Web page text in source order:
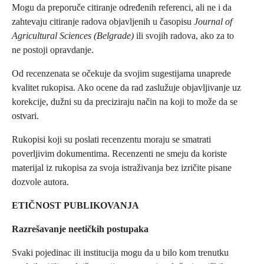
Mogu da preporuče citiranje određenih referenci, ali ne i da
zahtevaju citiranje radova objavljenih u časopisu Journal of
Agricultural Sciences (Belgrade) ili svojih radova, ako za to
ne postoji opravdanje.
Od recenzenata se očekuje da svojim sugestijama unaprede
kvalitet rukopisa. Ako ocene da rad zaslužuje objavljivanje uz
korekcije, dužni su da preciziraju način na koji to može da se
ostvari.
Rukopisi koji su poslati recenzentu moraju se smatrati
poverljivim dokumentima. Recenzenti ne smeju da koriste
materijal iz rukopisa za svoja istraživanja bez izričite pisane
dozvole autora.
ETIČNOST PUBLIKOVANJA
Razrešavanje neetičkih postupaka
Svaki pojedinac ili institucija mogu da u bilo kom trenutku